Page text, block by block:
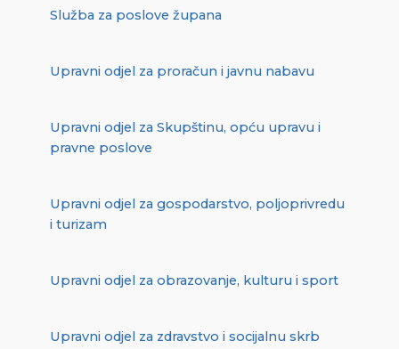
Služba za poslove župana
Upravni odjel za proračun i javnu nabavu
Upravni odjel za Skupštinu, opću upravu i
pravne poslove
Upravni odjel za gospodarstvo, poljoprivredu
i turizam
Upravni odjel za obrazovanje, kulturu i sport
Upravni odjel za zdravstvo i socijalnu skrb